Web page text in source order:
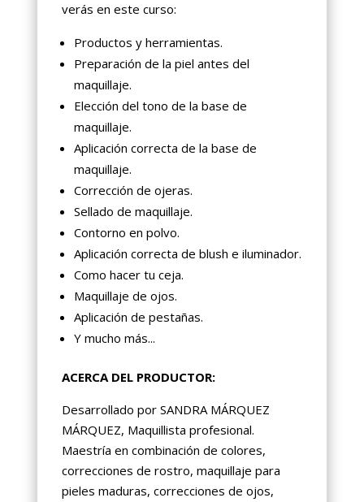
verás en este curso:
Productos y herramientas.
Preparación de la piel antes del
maquillaje.
Elección del tono de la base de
maquillaje.
Aplicación correcta de la base de
maquillaje.
Corrección de ojeras.
Sellado de maquillaje.
Contorno en polvo.
Aplicación correcta de blush e iluminador.
Como hacer tu ceja.
Maquillaje de ojos.
Aplicación de pestañas.
Y mucho más...
ACERCA DEL PRODUCTOR:
Desarrollado por SANDRA MÁRQUEZ
MÁRQUEZ, Maquillista profesional.
Maestría en combinación de colores,
correcciones de rostro, maquillaje para
pieles maduras, correcciones de ojos,